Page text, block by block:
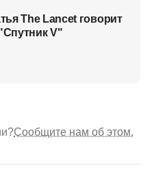
The Lancet говорит
V"
Сообщите нам об этом.